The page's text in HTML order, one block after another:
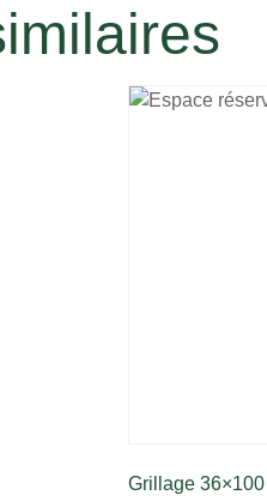
Grillage